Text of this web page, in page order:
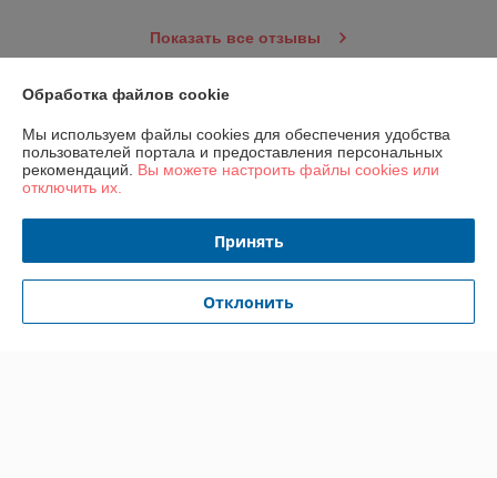
Показать все отзывы
Контакты
Доставка и оплата
Полная версия сайта
Обработка файлов cookie
Мы используем файлы cookies для обеспечения удобства
пользователей портала и предоставления персональных
рекомендаций. Вы можете настроить файлы cookies или
отключить их.
Принять
Отклонить